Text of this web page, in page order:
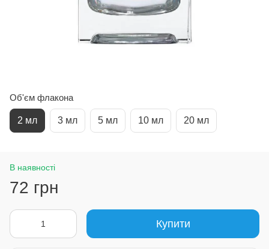
Об'єм флакона
2 мл 3 мл 5 мл 10 мл 20 мл
В наявності
72 грн
Купити